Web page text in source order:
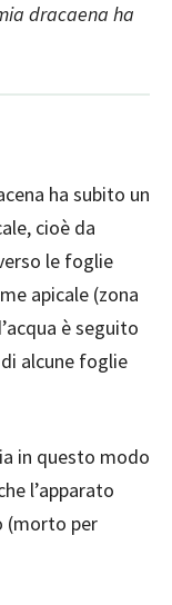
dracaena ha
ha subito un
cioè da
le foglie
apicale (zona
è seguito
alcune foglie
in questo modo
l’apparato
(morto per